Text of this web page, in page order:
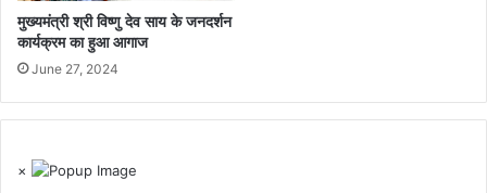
मुख्यमंत्री श्री विष्णु देव साय के जनदर्शन
कार्यक्रम का हुआ आगाज
June 27, 2024
×